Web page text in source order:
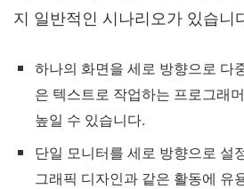
지 일반적인 시나리오가 있습니
하나의 화면을 세로 방향으로 다
은 텍스트로 작업하는 프로그래
높일 수 있습니다.
단일 모니터를 세로 방향으로 설
그래픽 디자인과 같은 활동에 유